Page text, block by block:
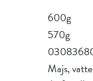
600g
570g
Majs,